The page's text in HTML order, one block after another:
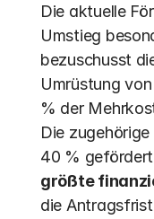
Die aktuelle
Umstieg
bezuschusst
Umrüstung
% der
Die
40 %
größte
die